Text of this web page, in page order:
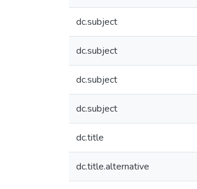
dc.subject
dc.subject
dc.subject
dc.subject
dc.title
dc.title.alternative